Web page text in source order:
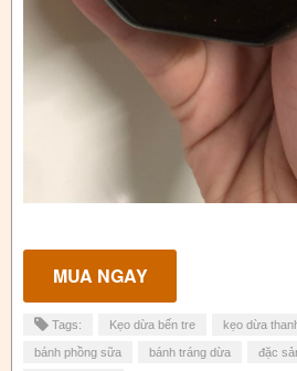
Tags: Kẹo dừa bến tre kẹo dừa
bánh phồng sữa bánh tráng dừa đặc